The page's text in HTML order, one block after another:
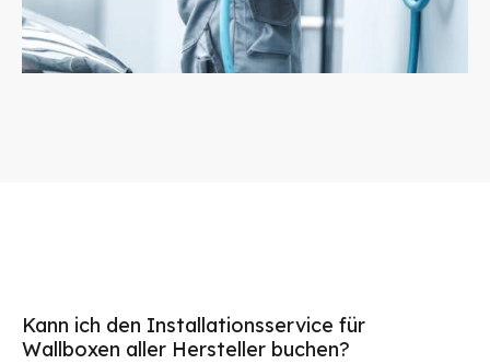
Kann ich den Installationsservice für
Wallboxen aller Hersteller buchen?